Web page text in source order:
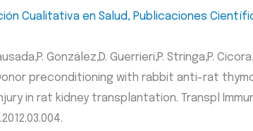
Cualitativa en Salud, Publicaciones
González,D. Guerrieri,P. Stringa,P.
Donor preconditioning with rabbit anti-rat
in rat kidney transplantation. Transpl